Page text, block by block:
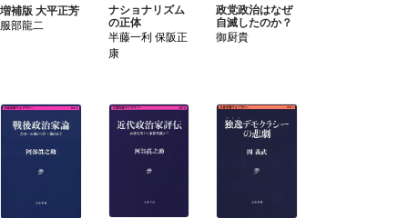
増補版 大平正芳
服部龍二
ナショナリズム
の正体
半藤一利 保阪正
康
政党政治はなぜ
自滅したのか？
御厨貴